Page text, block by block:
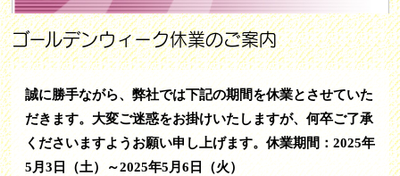
ゴールデンウィーク休業のご案内
誠に勝手ながら、弊社では下記の期間を休業とさせていた
だきます。大変ご迷惑をお掛けいたしますが、何卒ご了承
くださいますようお願い申し上げます。休業期間：2025年
5月3日（土）～2025年5月6日（火）